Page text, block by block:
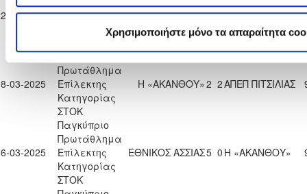
Χρησιμοποιήστε μόνο τα απαραίτητα
02-2025
Επίλεκτης
Κατηγορίας
Η «ΑΚΑΝΘΟΥ»3 1ΑΠΟΝΑ
03-2025
Παγκύπριο
Πρωτάθλημα
Επίλεκτης
Κατηγορίας
ΣΤΟΚ
Η «ΑΚΑΝΘΟΥ»2 2ΑΠΕΠ ΠΙΤΣΙΛΙΑΣ
03-2025
Παγκύπριο
Πρωτάθλημα
Επίλεκτης
Κατηγορίας
ΣΤΟΚ
ΕΘΝΙΚΟΣ ΑΣΣΙΑΣ5 0 Η «ΑΚΑΝΘΟΥ»